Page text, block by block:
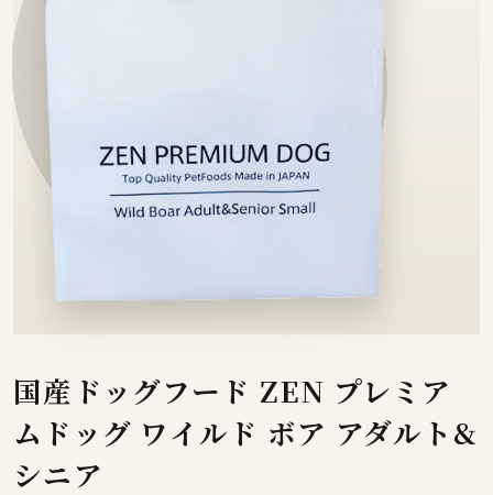
国産ドッグフード ZEN プレミア
ムドッグ ワイルド ボア アダルト&
シニア